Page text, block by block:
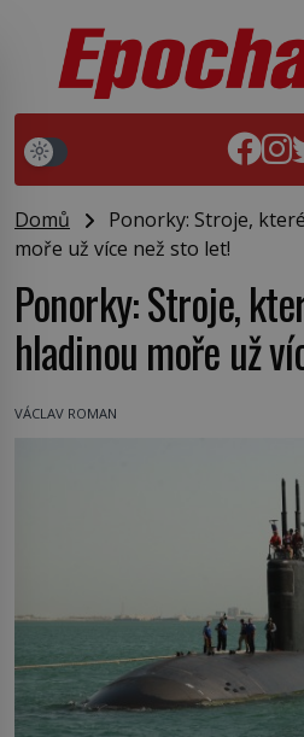
Domů
Ponorky: Stroje,
moře už více než sto let!
Ponorky: Stroje,
hladinou moře už
VÁCLAV ROMAN